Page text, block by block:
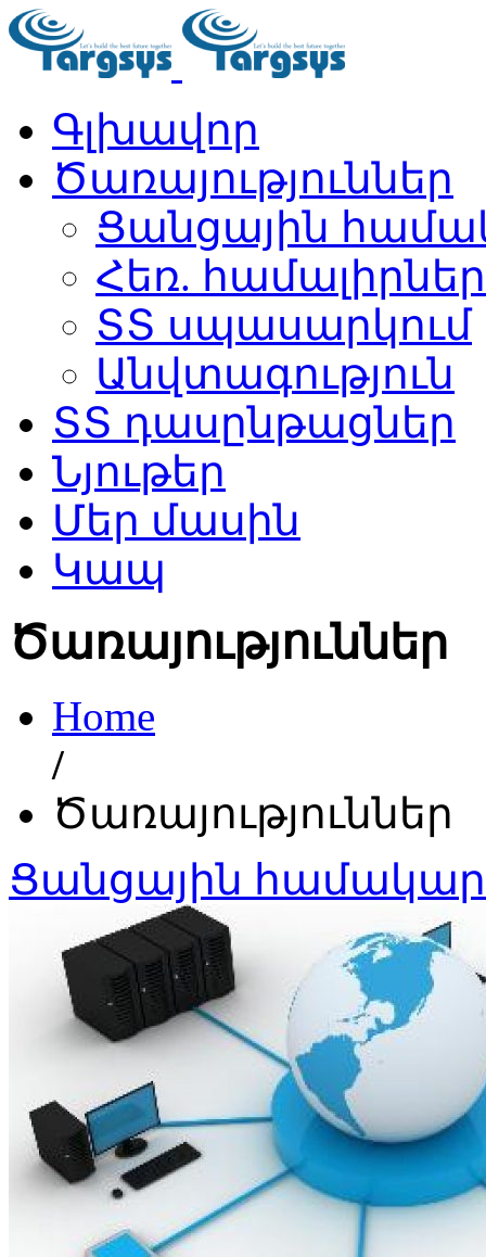
Գլխավոր
Ծառայություններ
Ցանցային
Հեռ. համալիրներ
ՏՏ սպասարկում
Անվտագություն
ՏՏ դասընթացներ
Նյութեր
Մեր մասին
Կապ
Ծառայություններ
Home
/
Ծառայություններ
Ցանցային